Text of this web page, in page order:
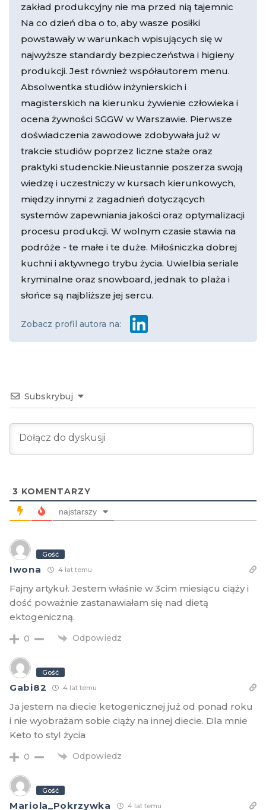
zakład produkcyjny nie ma przed nią tajemnic
Na co dzień dba o to, aby wasze posiłki
powstawały w warunkach wpisujących się w
najwyższe standardy bezpieczeństwa i higieny
produkcji. Jest również współautorem menu.
Absolwentka studiów inżynierskich i
magisterskich na kierunku żywienie człowieka i
ocena żywności SGGW w Warszawie. Pierwsze
doświadczenia zawodowe zdobywała już w
trakcie studiów poprzez liczne staże oraz
praktyki studenckie.Nieustannie poszerza swoją
wiedzę i uczestniczy w kursach kierunkowych,
między innymi z zagadnień dotyczących
systemów zapewniania jakości oraz optymalizacji
procesu produkcji. W wolnym czasie stawia na
podróże - te małe i te duże. Miłośniczka dobrej
kuchni i aktywnego trybu życia. Uwielbia seriale
kryminalne oraz snowboard, jednak to plaża i
słońce są najbliższe jej sercu.
Zobacz profil autora na:
Subskrybuj
3 KOMENTARZY
najstarszy
Gość
Iwona 4 lat temu
Fajny artykuł. Jestem właśnie w 3cim miesiącu ciąży i
dość poważnie zastanawiałam się nad dietą
ektogeniczną.
0 Odpowiedz
Gość
Gabi82 4 lat temu
Ja jestem na diecie ketogenicznej już od ponad roku
i nie wyobrażam sobie ciąży na innej diecie. Dla mnie
Keto to styl życia
0 Odpowiedz
Gość
Mariola_Pokrzywka 4 lat temu